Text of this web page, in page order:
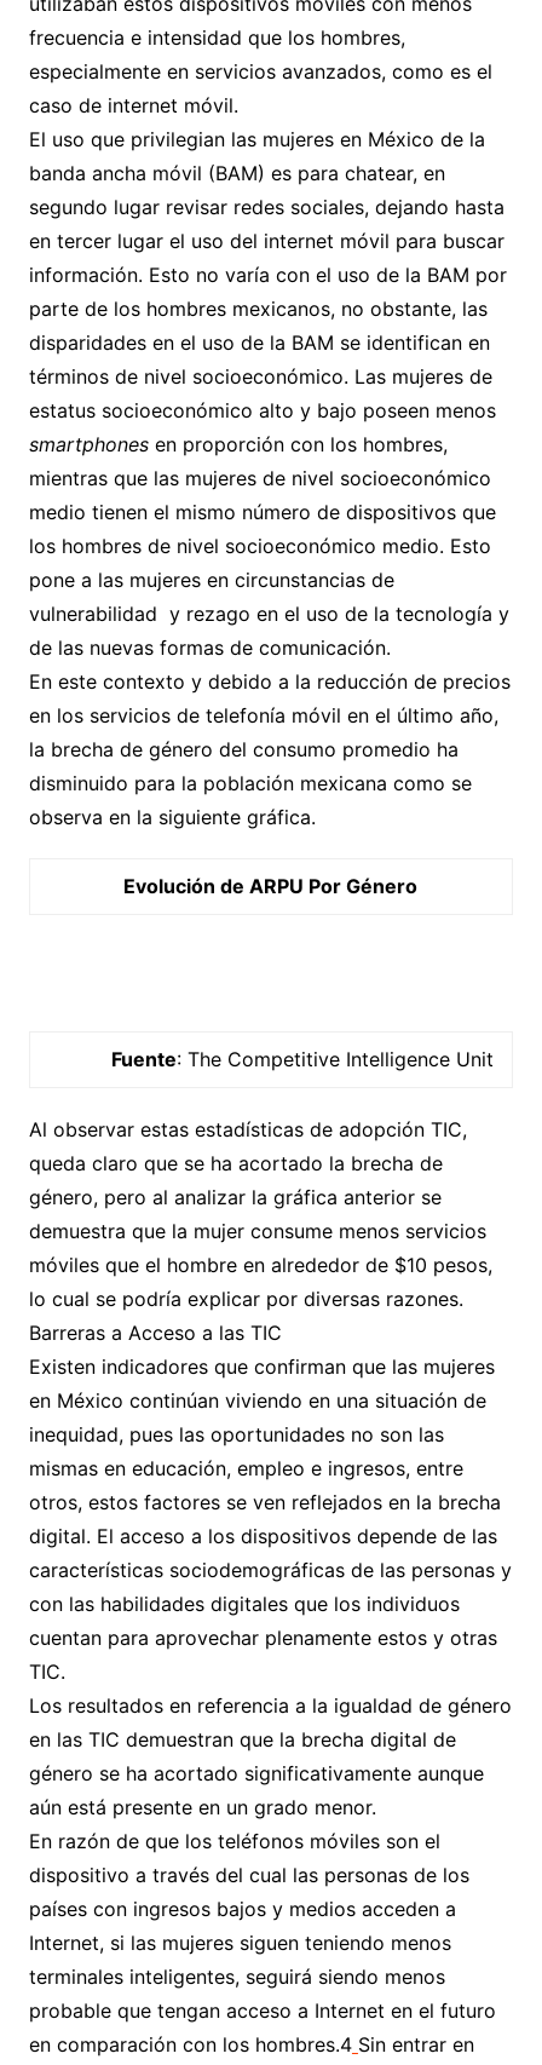
frecuencia e intensidad que los hombres,
especialmente en servicios avanzados, como es el
caso de internet móvil.
El uso que privilegian las mujeres en México de la
banda ancha móvil (BAM) es para chatear, en
segundo lugar revisar redes sociales, dejando hasta
en tercer lugar el uso del internet móvil para buscar
información. Esto no varía con el uso de la BAM por
parte de los hombres mexicanos, no obstante, las
disparidades en el uso de la BAM se identifican en
términos de nivel socioeconómico. Las mujeres de
estatus socioeconómico alto y bajo poseen menos
smartphonesen proporción con los hombres,
mientras que las mujeres de nivel socioeconómico
medio tienen el mismo número de dispositivos que
los hombres de nivel socioeconómico medio. Esto
pone a las mujeres en circunstancias de
vulnerabilidad y rezago en el uso de la tecnología y
de las nuevas formas de comunicación.
En este contexto y debido a la reducción de precios
en los servicios de telefonía móvil en el último año,
la brecha de género del consumo promedio ha
disminuido para la población mexicana como se
observa en la siguiente gráfica.
Evolución de ARPU Por Género
Fuente: The Competitive Intelligence Unit
Al observar estas estadísticas de adopción TIC,
queda claro que se ha acortado la brecha de
género, pero al analizar la gráfica anterior se
demuestra que la mujer consume menos servicios
móviles que el hombre en alrededor de $10 pesos,
lo cual se podría explicar por diversas razones.
Barreras a Acceso a las TIC
Existen indicadores que confirman que las mujeres
en México continúan viviendo en una situación de
inequidad, pues las oportunidades no son las
mismas en educación, empleo e ingresos, entre
otros, estos factores se ven reflejados en la brecha
digital. El acceso a los dispositivos depende de las
características sociodemográficas de las personas y
con las habilidades digitales que los individuos
cuentan para aprovechar plenamente estos y otras
TIC.
Los resultados en referencia a la igualdad de género
en las TIC demuestran que la brecha digital de
género se ha acortado significativamente aunque
aún está presente en un grado menor.
En razón de que los teléfonos móviles son el
dispositivo a través del cual las personas de los
países con ingresos bajos y medios acceden a
Internet, si las mujeres siguen teniendo menos
terminales inteligentes, seguirá siendo menos
probable que tengan acceso a Internet en el futuro
en comparación con los hombres.4 Sin entrar en